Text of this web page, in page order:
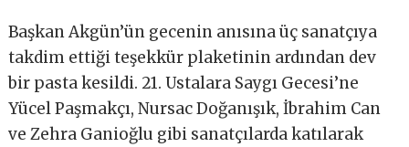
Başkan Akgün’ün gecenin anısına üç sanatçıya
takdim ettiği teşekkür plaketinin ardından dev
bir pasta kesildi. 21. Ustalara Saygı Gecesi’ne
Yücel Paşmakçı, Nursac Doğanışık, İbrahim Can
ve Zehra Ganioğlu gibi sanatçılarda katılarak